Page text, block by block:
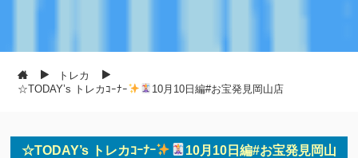
トレカ
☆TODAY’s トレカｺｰﾅｰ
10月10日編#お宝発見岡山店
☆TODAY’s トレカｺｰﾅｰ
10月10日編#お宝発見岡山